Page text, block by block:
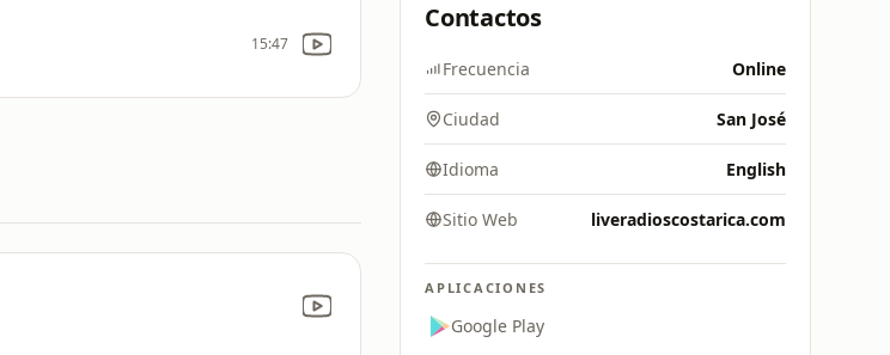
15:47
Contactos
Frecuencia Online
Ciudad San José
Idioma English
Sitio Web liveradioscostarica.com
APLICACIONES
Google Play